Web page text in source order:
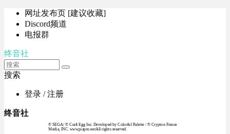
网址发布页 [建议收藏]
Discord频道
电报群
终音社
搜索
登录 / 注册
终音社
© SEGA / © Craft Egg Inc. Developed by Colorful Palette / © Crypton Future
Media, INC. www.piapro.netAll rights reserved.